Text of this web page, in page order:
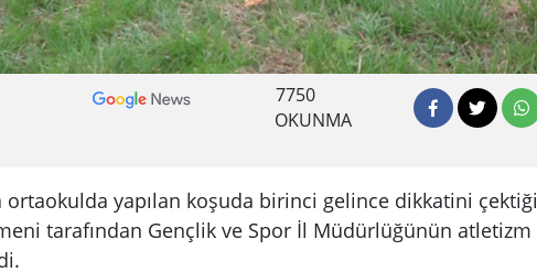
7750
OKUNMA
ortaokulda yapılan koşuda birinci gelince dikkatini çektiği
tarafından Gençlik ve Spor İl Müdürlüğünün atletizm